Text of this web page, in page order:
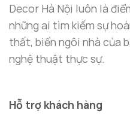
Decor Hà Nội luôn là
những ai tìm kiếm sự
thất, biến ngôi nhà của
nghệ thuật thực sự.
Hỗ trợ khách hàng